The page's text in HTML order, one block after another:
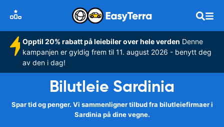
Opptil 20% rabatt på leiebiler over hele verden Denne
kampanjen er gyldig frem til 11. august 2026 - benytt deg
av den i dag!
Bilutleie Sardinia
Spar tid og penger. Vi sammenligner tilbud fra bilutleiefirmaer i
Sardinia på dine vegne.